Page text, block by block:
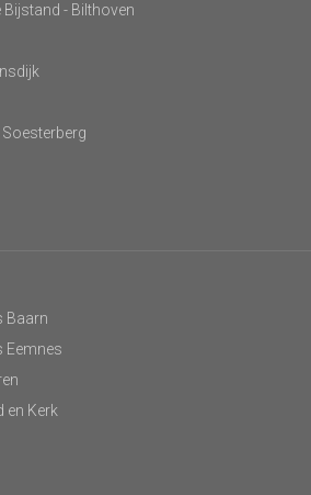
Bijstand - Bilthoven
Baarn
Eemnes
en Kerk